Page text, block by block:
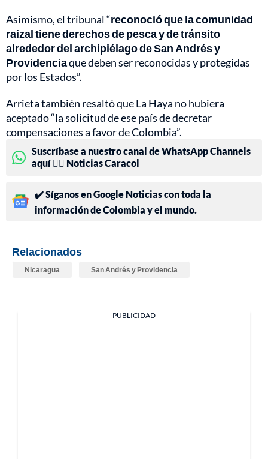
Asimismo, el tribunal “reconoció que la comunidad
raizal tiene derechos de pesca y de tránsito
alrededor del archipiélago de San Andrés y
Providenciaque deben ser reconocidas y protegidas
por los Estados”.
Arrieta también resaltó que La Haya no hubiera
aceptado “la solicitud de ese país de decretar
compensaciones a favor de Colombia”.
Suscríbase a nuestro canal de WhatsApp Channels
aquí 👉🏻 Noticias Caracol
✔️ Síganos en Google Noticias con toda la
información de Colombia y el mundo.
Relacionados
Nicaragua San Andrés y Providencia
PUBLICIDAD